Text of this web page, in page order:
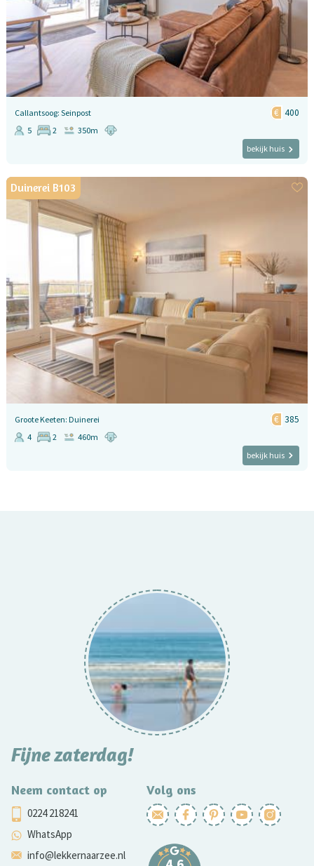
Callantsoog: Seinpost 400
5 2
350m
bekijk huis
Duinerei B103
Groote Keeten: Duinerei 385
4 2
460m
bekijk huis
Fijne zaterdag!
Neem contact op
0224 218241
WhatsApp
info@lekkernaarzee.nl
Volg ons